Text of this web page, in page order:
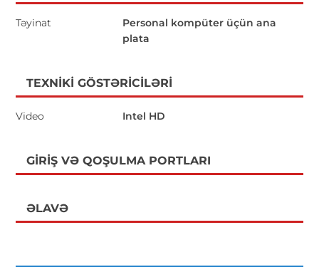
Təyinat
Personal kompüter üçün ana
plata
TEXNIKI GÖSTƏRICILƏRI
Video Intel HD
GIRIŞ VƏ QOŞULMA PORTLARI
ƏLAVƏ